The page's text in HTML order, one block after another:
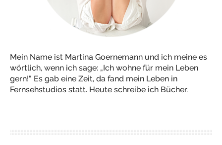
Mein Name ist Martina Goernemann und ich meine es
wörtlich, wenn ich sage: „Ich wohne für mein Leben
gern!“ Es gab eine Zeit, da fand mein Leben in
Fernsehstudios statt. Heute schreibe ich Bücher.